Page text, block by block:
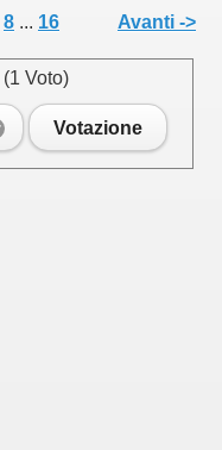
8 ... 16 Avanti ->
(1 Voto)
Votazione